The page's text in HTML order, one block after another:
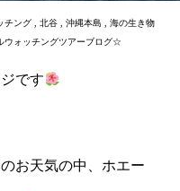
チング 北谷 沖縄本島
海の生き物
ォッチングツアーブログ☆
です
お天気の中、ホエー